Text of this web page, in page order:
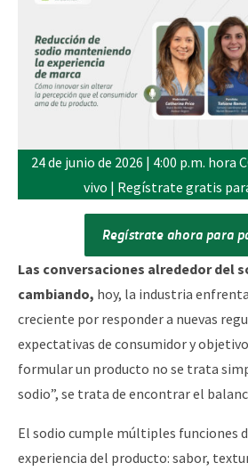
24 de junio de 2026 | 4:00 p.m. hora
vivo | Regístrate gratis
Regístrate ahora para
Las conversaciones alrededor del
cambiando, hoy, la industria
creciente por responder a nuevas
expectativas de consumidor y
formular un producto no se trata
sodio”, se trata de encontrar el
El sodio cumple múltiples funciones
experiencia del producto: sabor,